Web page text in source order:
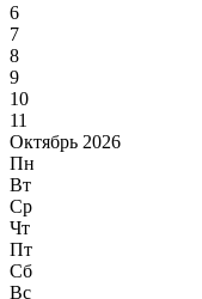
6
7
8
9
10
11
Октябрь 2026
Пн
Вт
Ср
Чт
Пт
Сб
Вс